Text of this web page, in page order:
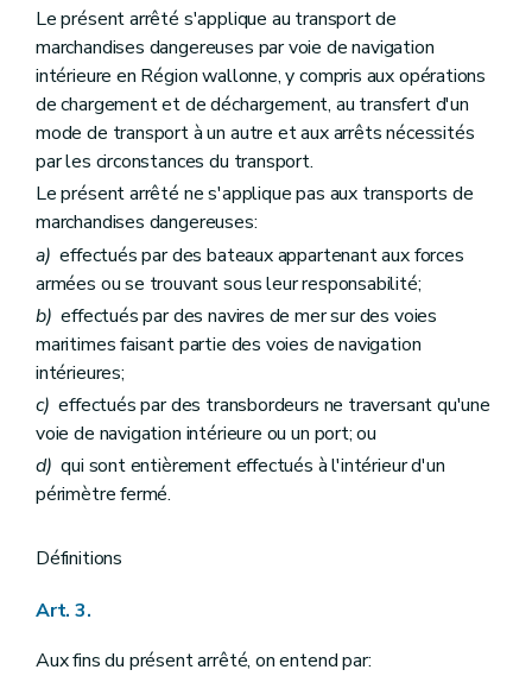
Le présent arrêté s'applique au transport de
marchandises dangereuses par voie de navigation
intérieure en Région wallonne, y compris aux opérations
de chargement et de déchargement, au transfert d'un
mode de transport à un autre et aux arrêts nécessités
par les circonstances du transport.
Le présent arrêté ne s'applique pas aux transports de
marchandises dangereuses:
a) effectués par des bateaux appartenant aux forces
armées ou se trouvant sous leur responsabilité;
b) effectués par des navires de mer sur des voies
maritimes faisant partie des voies de navigation
intérieures;
c) effectués par des transbordeurs ne traversant qu'une
voie de navigation intérieure ou un port; ou
d) qui sont entièrement effectués à l'intérieur d'un
périmètre fermé.
Définitions
Art. 3.
Aux fins du présent arrêté, on entend par: